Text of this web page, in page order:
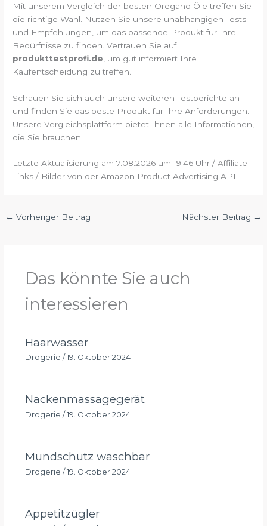
Mit unserem Vergleich der besten Oregano Öle treffen Sie
die richtige Wahl. Nutzen Sie unsere unabhängigen Tests
und Empfehlungen, um das passende Produkt für Ihre
Bedürfnisse zu finden. Vertrauen Sie auf
produkttestprofi.de , um gut informiert Ihre
Kaufentscheidung zu treffen.
Schauen Sie sich auch unsere weiteren Testberichte an
und finden Sie das beste Produkt für Ihre Anforderungen.
Unsere Vergleichsplattform bietet Ihnen alle Informationen,
die Sie brauchen.
Letzte Aktualisierung am 7.08.2026 um 19:46 Uhr / Affiliate
Links / Bilder von der Amazon Product Advertising API
← Vorheriger Beitrag Nächster Beitrag →
Das könnte Sie auch
interessieren
Haarwasser
Drogerie / 19. Oktober 2024
Nackenmassagegerät
Drogerie /19. Oktober 2024
Mundschutz waschbar
Drogerie /19. Oktober 2024
Appetitzügler